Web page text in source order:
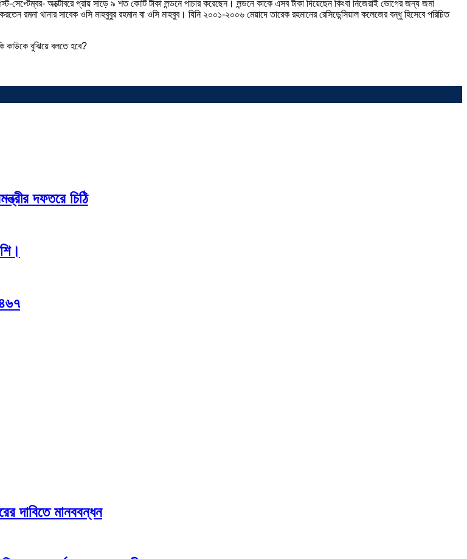
সেপ্টেম্বর- অক্টোবরে প্রায় সাড়ে ৯ শত কোটি টাকা লন্ডনে পাচার করেছেন। লন্ডনে কাকে এসব টাকা দিয়েছেন কিংবা নিজেরাই ভোগের জন্য জমা
রমনা থানার সাবেক ওসি মাহবুবুর রহমান বা ওসি মাহবুব। যিনি ২০০১-২০০৬ মেয়াদে তারেক রহমানের রেসিডেন্সিয়াল কলেজের বন্ধু হিসেবে পরিচিত
কাউকে বুঝিয়ে বলতে হবে?
দফতরে চিঠি
দাবিতে মানববন্ধন